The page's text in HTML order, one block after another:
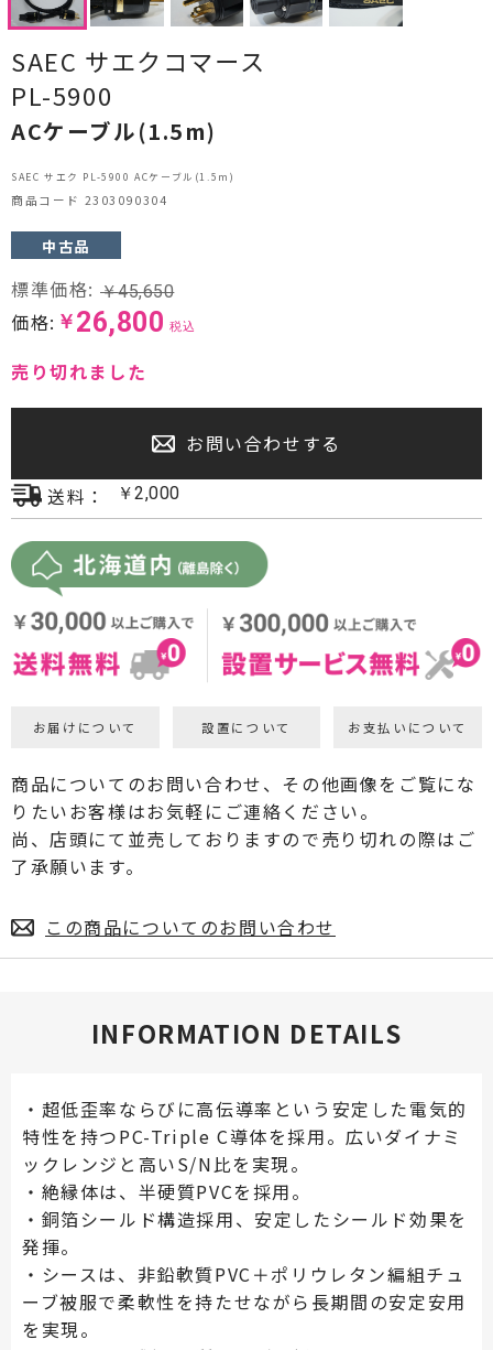
スピーカー
オーディオアクセサリー
ヘッドフォン・イヤホン
オーディオその他
AVアンプ
ＴＶ・レコーダー・プレーヤー
サウンドバー・アンプ内蔵型スピーカー
センタースピーカー・サブウーファー
SAEC サエクコマース
PL-5900
ACケーブル(1.5m)
SAEC サエク PL-5900 ACケーブル(1.5m)
商品コード 2303090304
中古品
標準価格: ￥45,650
価格: ￥ 26,800 税込
売り切れました
お問い合わせする
送料：
￥2,000
お届けについて 設置について お支払いについて
商品についてのお問い合わせ、その他画像をご覧にな
りたいお客様はお気軽にご連絡ください。
尚、店頭にて並売しておりますので売り切れの際はご
了承願います。
この商品についてのお問い合わせ
INFORMATION DETAILS
・超低歪率ならびに高伝導率という安定した電気的
特性を持つPC-Triple C導体を採用。広いダイナミ
ックレンジと高いS/N比を実現。
・絶縁体は、半硬質PVCを採用。
・銅箔シールド構造採用、安定したシールド効果を
発揮。
・シースは、非鉛軟質PVC＋ポリウレタン編組チュ
ーブ被服で柔軟性を持たせながら長期間の安定安用
を実現。